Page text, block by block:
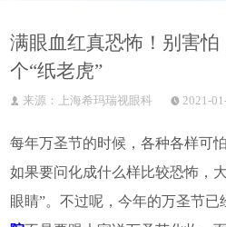
满眼血红真恐怖！别害
个“纸老虎”
来源：上海希玛瑞视眼科 2021-
每年万圣节的时候，各种各样可
如果要问化成什么样比较恐怖，
眼睛”。不过呢，今年的万圣节已